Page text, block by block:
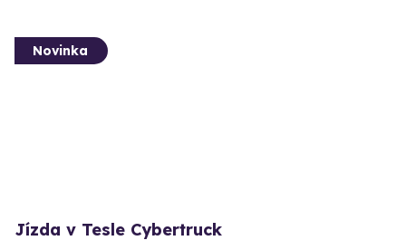
Novinka
Jízda v Tesle Cybertruck